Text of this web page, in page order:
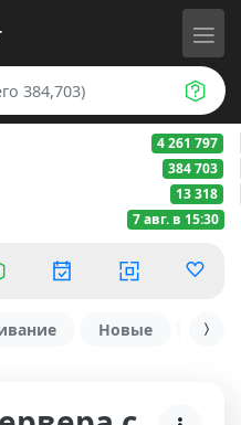
4 261 797
384 703
13 318
7 авг. в 15:30
Новые С